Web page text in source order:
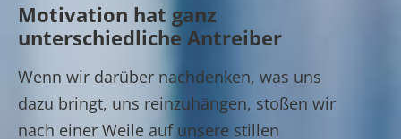
Motivation hat ganz
unterschiedliche Antreiber
Wenn wir darüber nachdenken, was uns
dazu bringt, uns reinzuhängen, stoßen wir
nach einer Weile auf unsere stillen